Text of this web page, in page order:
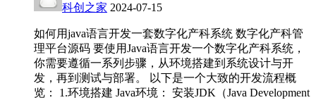
科创之家 2024-07-15
如何用java语言开发一套数字化产科系统 数字化产科管
理平台源码 要使用Java语言开发一个数字化产科系统，
你需要遵循一系列步骤，从环境搭建到系统设计与开
发，再到测试与部署。 以下是一个大致的开发流程概
览： 1.环境搭建 Java环境： 安装JDK（Java Development